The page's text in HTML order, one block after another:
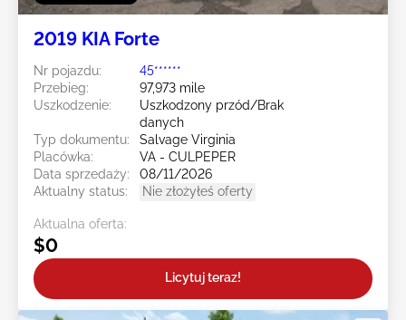
2019 KIA Forte
Nr pojazdu:
45******
Przebieg:
97,973 mile
Uszkodzenie:
Uszkodzony przód/Brak
danych
Typ dokumentu:
Salvage Virginia
Placówka:
VA - CULPEPER
Data sprzedaży:
08/11/2026
Aktualny status:
Nie złożyłeś oferty
Aktualna oferta:
$0
Licytuj teraz!